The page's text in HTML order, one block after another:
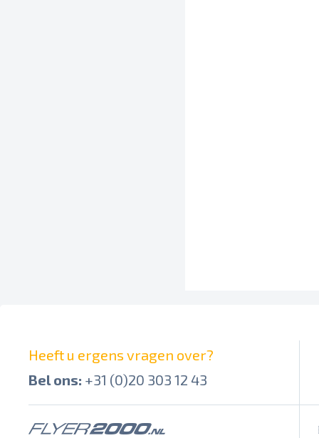
Heeft u ergens vragen over?
Bel ons: +31 (0)20 303 12 43